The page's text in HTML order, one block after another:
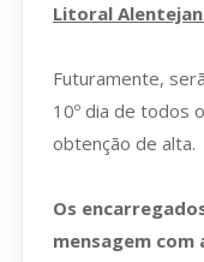
Litoral
Futuramente,
10º dia de todos
obtenção de alta.
Os
mensagem com